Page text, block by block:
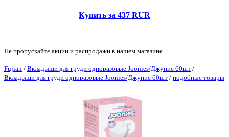
Купить за 437 RUR
Не пропускайте акции и распродажи в нашем магазине.
Fujian / Вкладыши для груди одноразовые Joonies/Джунис 60шт /
Вкладыши для груди одноразовые Joonies/Джунис 60шт / подобные товары